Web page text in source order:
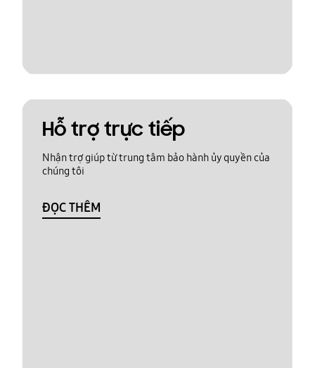
Hỗ trợ trực tiếp
Nhận trợ giúp từ trung tâm bảo hành ủy quyền của
chúng tôi
ĐỌC THÊM